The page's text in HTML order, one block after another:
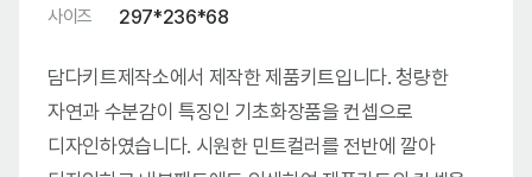
사이즈 297*236*68
담다키트제작소에서 제작한 제품키트입니다. 청량한
자연과 수분감이 특징인 기초화장품을 컨셉으로
디자인하였습니다. 시원한 민트컬러를 전반에 깔아